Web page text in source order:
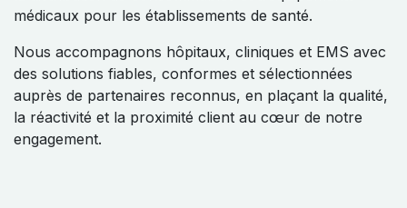
médicaux pour les établissements de santé.
Nous accompagnons hôpitaux, cliniques et EMS avec
des solutions fiables, conformes et sélectionnées
auprès de partenaires reconnus, en plaçant la qualité,
la réactivité et la proximité client au cœur de notre
engagement.